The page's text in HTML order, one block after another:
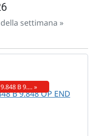
settimana »
B 9.… »